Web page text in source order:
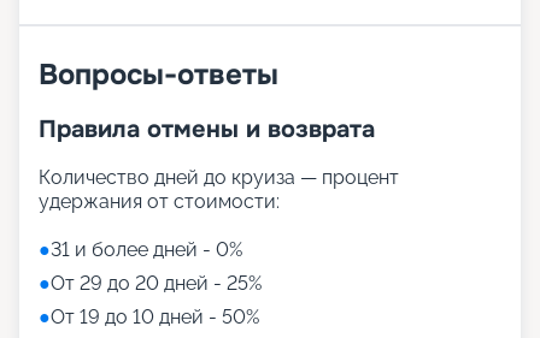
насладиться высочайшим сервисом можно уже
на 12-палубном красавце Celebrity Constellation
посредством сервиса «Круиз.онлайн». Здесь
можно приобрести путевку в незабываемое
путешествие по выгодным ценам в полной
уверенности в безупречном результате.
Вопросы-ответы
Правила отмены и возврата
Количество дней до круиза — процент
удержания от стоимости:
●31 и более дней - 0%
●От 29 до 20 дней - 25%
●От 19 до 10 дней - 50%